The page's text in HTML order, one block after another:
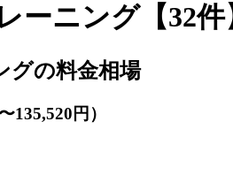
ーニング【32
グの料金相場
135,520円）